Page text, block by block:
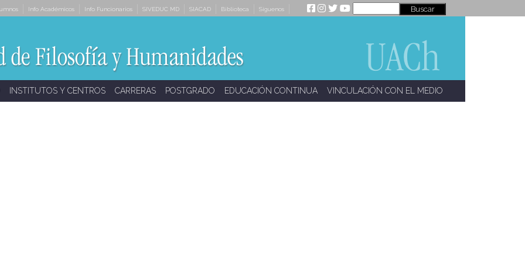
Info Académicos Info Funcionarios SIVEDUC MD SIACAD Biblioteca Síguenos
INSTITUTOS Y CENTROS CARRERAS POSTGRADO EDUCACIÓN CONTINUA VINCULACIÓN CON EL MEDIO